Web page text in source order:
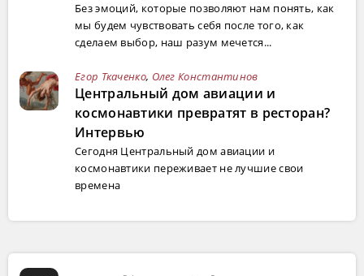
Без эмоций, которые позволяют нам понять, как
мы будем чувствовать себя после того, как
сделаем выбор, наш разум мечется...
Егор Ткаченко, Олег Константинов
Центральный дом авиации и
космонавтики превратят в ресторан?
Интервью
Сегодня Центральный дом авиации и
космонавтики переживает не лучшие свои
времена